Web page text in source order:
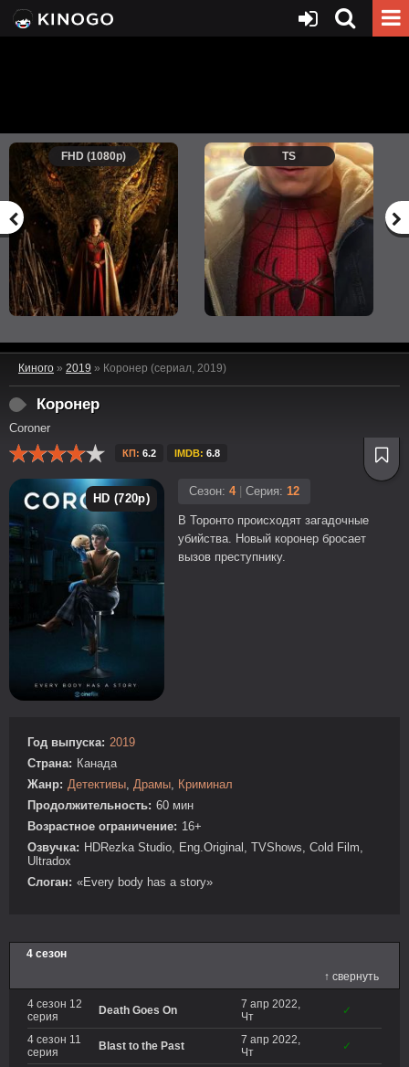
FHD (1080p) TS
Киного » 2019 » Коронер (сериал, 2019)
Коронер
Coroner
КП: 6.2 IMDB: 6.8
HD (720p)
Сезон: 4 Серия: 12
В Торонто происходят загадочные
убийства. Новый коронер бросает
вызов преступнику.
Год выпуска: 2019
Страна: Канада
Жанр: Детективы Драмы
Криминал
Продолжительность: 60 мин
Возрастное ограничение: 16+
Озвучка: HDRezka Studio, Eng.Original, TVShows, Cold Film,
Ultradox
Слоган: «Every body has a story»
4 сезон
↑ свернуть
4 сезон 12
серия
Death Goes On
7 апр 2022,
Чт
✓
4 сезон 11
серия
Blast to the Past
7 апр 2022,
Чт
✓